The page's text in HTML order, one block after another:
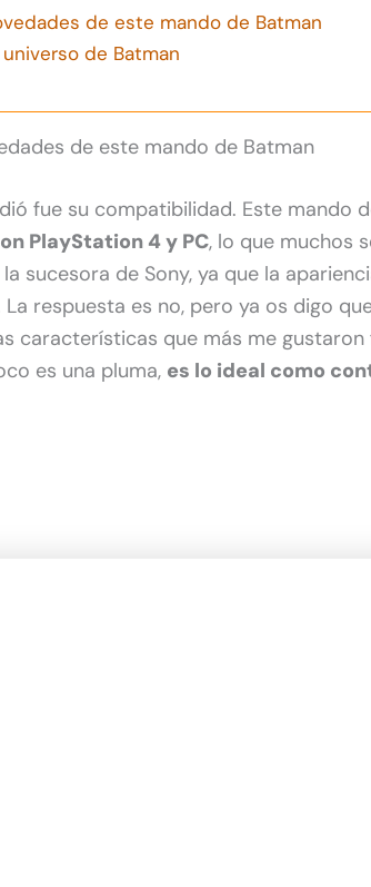
de este mando de Batman
de Batman
de este mando de Batman
fue su compatibilidad. Este mando
PlayStation 4 y PC, lo que muchos
sucesora de Sony, ya que la
respuesta es no, pero ya os digo
características que más me gustaron
es una pluma, es lo ideal como